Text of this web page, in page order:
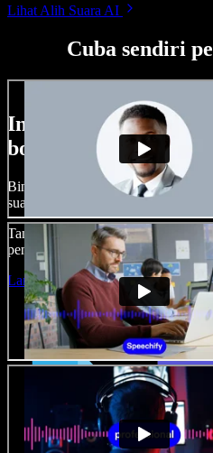
Lihat Alih Suara AI
Cuba sendiri
Ini hanya
boleh buat di
Bina suara latar, tambah imej stok
suara anda, untuk projek audio
Tanpa keluk pembelajaran dan
pencipta boleh realisasikan segala
Lancarkan Studio